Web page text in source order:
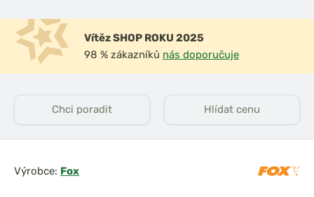
Vítěz SHOP ROKU 2025
98 % zákazníků nás doporučuje
Chci poradit Hlídat cenu
Výrobce: Fox